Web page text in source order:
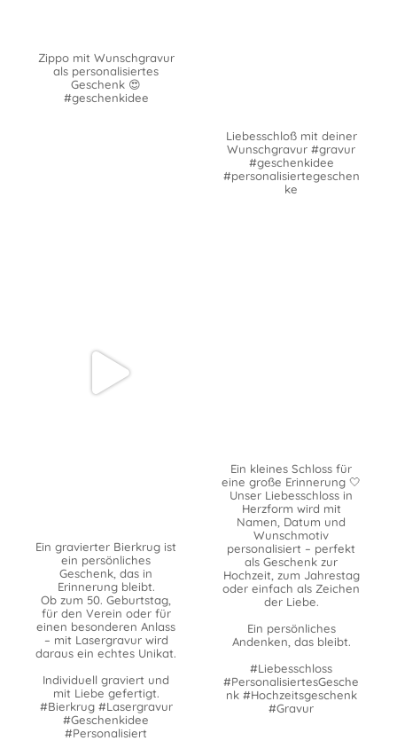
Zippo mit Wunschgravur
als personalisiertes
Geschenk 😍
#geschenkidee
Liebesschloß mit deiner
Wunschgravur #gravur
#geschenkidee
#personalisiertegeschen
ke
Ein gravierter Bierkrug ist
ein persönliches
Geschenk, das in
Erinnerung bleibt.
Ob zum 50. Geburtstag,
für den Verein oder für
einen besonderen Anlass
– mit Lasergravur wird
daraus ein echtes Unikat.
Individuell graviert und
mit Liebe gefertigt.
#Bierkrug #Lasergravur
#Geschenkidee
#Personalisiert
Ein kleines Schloss für
eine große Erinnerung 🤍
Unser Liebesschloss in
Herzform wird mit
Namen, Datum und
Wunschmotiv
personalisiert – perfekt
als Geschenk zur
Hochzeit, zum Jahrestag
oder einfach als Zeichen
der Liebe.
Ein persönliches
Andenken, das bleibt.
#Liebesschloss
#PersonalisiertesGesche
nk #Hochzeitsgeschenk
#Gravur